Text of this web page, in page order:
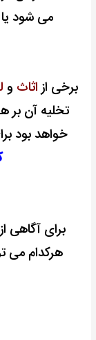
می شود
برخی ازاثاث و
تخلیه آن بر
خواهد بود
برای آگاهی
هرکدام می